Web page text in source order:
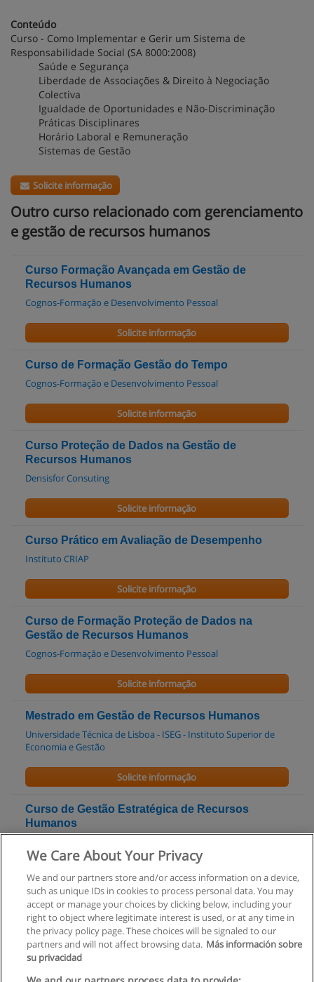
Conteúdo
Curso - Como Implementar e Gerir um Sistema de
Responsabilidade Social (SA 8000:2008)
Saúde e Segurança
Liberdade de Associações & Direito à Negociação
Colectiva
Igualdade de Oportunidades e Não-Discriminação
Práticas Disciplinares
Horário Laboral e Remuneração
Sistemas de Gestão
Solicite informação
Outro curso relacionado com gerenciamento
e gestão de recursos humanos
Curso Formação Avançada em Gestão de
Recursos Humanos
Cognos-Formação e Desenvolvimento Pessoal
Solicite informação
Curso de Formação Gestão do Tempo
Cognos-Formação e Desenvolvimento Pessoal
Solicite informação
Curso Proteção de Dados na Gestão de
Recursos Humanos
Densisfor Consuting
Solicite informação
Curso Prático em Avaliação de Desempenho
Instituto CRIAP
Solicite informação
Curso de Formação Proteção de Dados na
Gestão de Recursos Humanos
Cognos-Formação e Desenvolvimento Pessoal
Solicite informação
Mestrado em Gestão de Recursos Humanos
Universidade Técnica de Lisboa - ISEG - Instituto Superior de
Economia e Gestão
Solicite informação
Curso de Gestão Estratégica de Recursos
Humanos
Trabalhadores de Escritório, Comércio, Serviços e Novas
Solicite informação
Regras de uso
We Care About Your Privacy
We and our partners store and/or access information on a device,
such as unique IDs in cookies to process personal data. You may
accept or manage your choices by clicking below, including your
right to object where legitimate interest is used, or at any time in
the privacy policy page. These choices will be signaled to our
partners and will not affect browsing data. Más información sobre
su privacidad